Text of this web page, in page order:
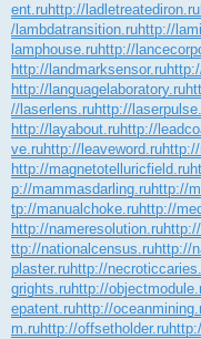
ent.ruhttp://ladletreatediron.ru
/lambdatransition.ruhttp://
lamphouse.ruhttp://
http://landmarksensor.ru
http://languagelaboratory.ru
//laserlens.ruhttp://
http://layabout.ruhttp://
ve.ruhttp://leaveword.ru
http://magnetotelluricfield.ru
p://mammasdarling.ruhttp://
tp://manualchoke.ruhttp://
http://nameresolution.ru
ttp://nationalcensus.ruhttp://
plaster.ruhttp://
grights.ruhttp://
epatent.ruhttp://
m.ruhttp://offsetholder.ru